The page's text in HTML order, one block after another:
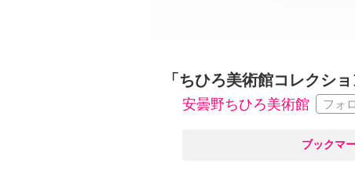
「ちひろ美術館コレクシ
安曇野ちひろ美術館 フォ
ブックマ